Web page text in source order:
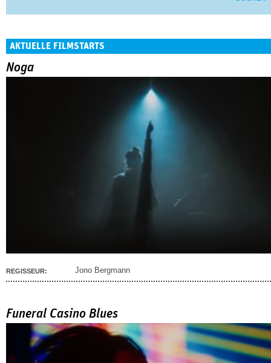
AKTUELLE FILMSTARTS
Noga
REGISSEUR: Jono Bergmann
Funeral Casino Blues